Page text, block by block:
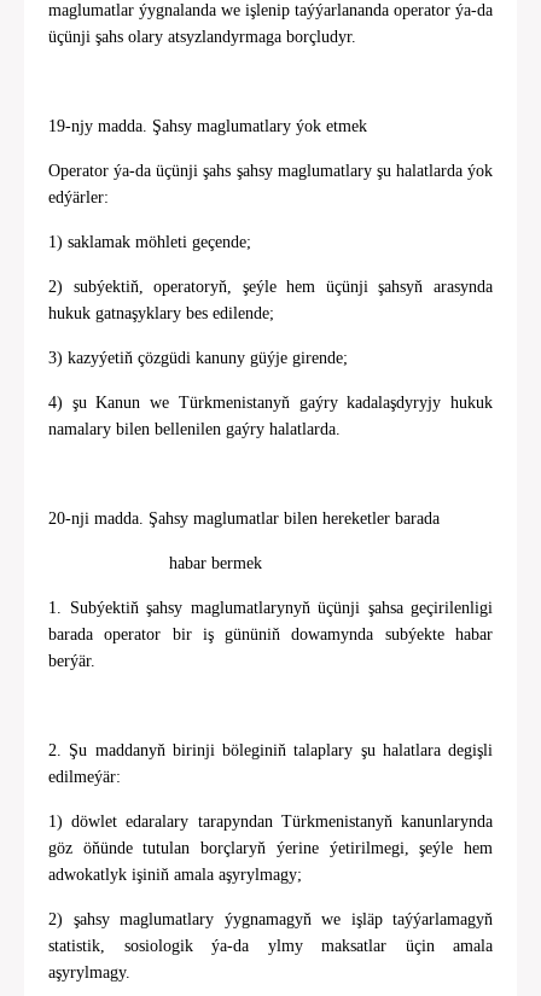
maglumatlar ýygnalanda we işlenip taýýarlananda operator ýa-da
üçünji şahs olary atsyzlandyrmaga borçludyr.
19-njy madda. Şahsy maglumatlary ýok etmek
Operator ýa-da üçünji şahs şahsy maglumatlary şu halatlarda ýok
edýärler:
1) saklamak möhleti geçende;
2) subýektiň, operatoryň, şeýle hem üçünji şahsyň arasynda
hukuk gatnaşyklary bes edilende;
3) kazyýetiň çözgüdi kanuny güýje girende;
4) şu Kanun we Türkmenistanyň gaýry kadalaşdyryjy hukuk
namalary bilen bellenilen gaýry halatlarda.
20-nji madda. Şahsy maglumatlar bilen hereketler barada
habar bermek
1. Subýektiň şahsy maglumatlarynyň üçünji şahsa geçirilenligi
barada operator bir iş gününiň dowamynda subýekte habar
berýär.
2. Şu maddanyň birinji böleginiň talaplary şu halatlara degişli
edilmeýär:
1) döwlet edaralary tarapyndan Türkmenistanyň kanunlarynda
göz öňünde tutulan borçlaryň ýerine ýetirilmegi, şeýle hem
adwokatlyk işiniň amala aşyrylmagy;
2) şahsy maglumatlary ýygnamagyň we işläp taýýarlamagyň
statistik, sosiologik ýa-da ylmy maksatlar üçin amala
aşyrylmagy.